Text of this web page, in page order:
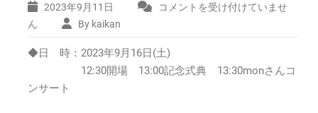
2023年9月11日
ホ
ス
タ
コメントを受け付けていませ
ん
By kaikan
◆日 時：2023年9月16日(土)
12:30開場 13:00記念式典 13:30monさんコ
ンサート